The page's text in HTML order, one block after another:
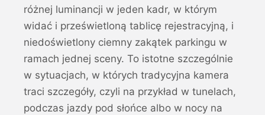
różnej luminancji w jeden kadr, w którym
widać i prześwietloną tablicę rejestracyjną, i
niedoświetlony ciemny zakątek parkingu w
ramach jednej sceny. To istotne szczególnie
w sytuacjach, w których tradycyjna kamera
traci szczegóły, czyli na przykład w tunelach,
podczas jazdy pod słońce albo w nocy na